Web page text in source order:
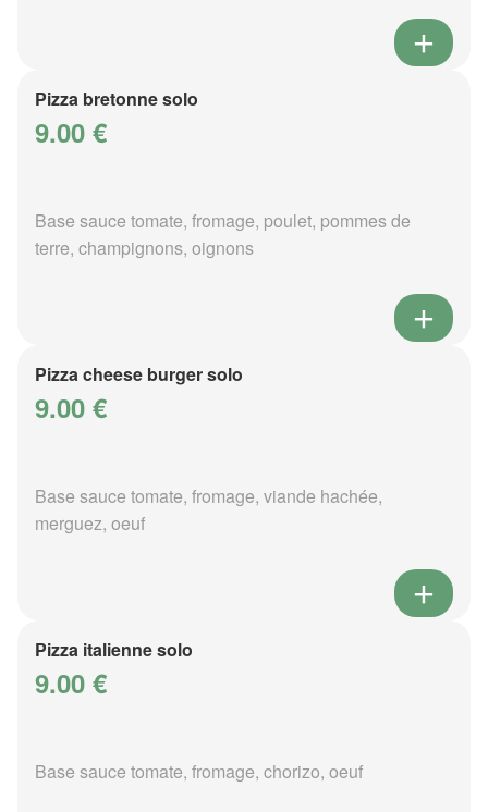
Pizza bretonne solo
9.00 €
Base sauce tomate, fromage, poulet, pommes de
terre, champignons, oignons
Pizza cheese burger solo
9.00 €
Base sauce tomate, fromage, viande hachée,
merguez, oeuf
Pizza italienne solo
9.00 €
Base sauce tomate, fromage, chorizo, oeuf